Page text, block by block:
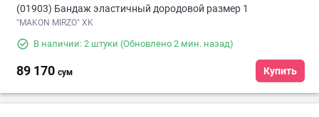
(01903) Бандаж эластичный дородовой размер 1
"MAKON MIRZO" XK
В наличии: 2 штуки (Обновлено 2 мин. назад)
89 170 сум Купить